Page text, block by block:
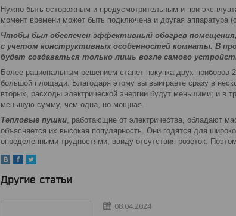
Нужно быть осторожным и предусмотрительным и при
момент времени может быть подключена и другая аппаратура
Чтобы был обеспечен эффективный обогрев
с учетом конструктивных особенностей комнаты. В
будет создаваться только лишь возле самого
Более рациональным решением станет покупка двух
большой площади. Благодаря этому вы выиграете сразу в
вторых, расходы электрической энергии будут меньшими; и в
меньшую сумму, чем одна, но мощная.
Тепловые пушки, работающие от электричества, обладают
объясняется их высокая популярность. Они годятся для
определенными трудностями, ввиду отсутствия розеток.
Другие статьи
08.04.2024